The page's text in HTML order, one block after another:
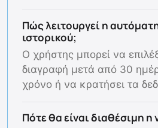
Πώς λειτουργεί η
ιστορικού;
Ο χρήστης μπορεί να
διαγραφή μετά από 30
χρόνο ή να κρατήσει τα
Πότε θα είναι διαθέσιμη η